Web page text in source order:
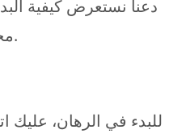
دعنا نستعرض كيفية
محسوبة.
للبدء في الرهان، عليك